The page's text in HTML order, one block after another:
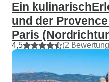
Ein
und der
Paris
4,5 (2